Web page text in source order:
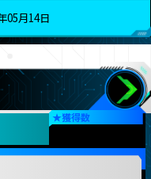
05月14日
★獲得数